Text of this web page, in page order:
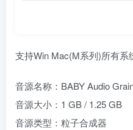
支持Win Mac(M系列)所有
音源名称：BABY Audio
音源大小：1 GB / 1.25 GB
音源类型：粒子合成器